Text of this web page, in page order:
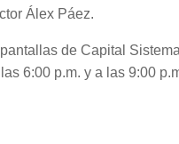
Álex Páez.
de Capital
6:00 p.m. y a las 9:00